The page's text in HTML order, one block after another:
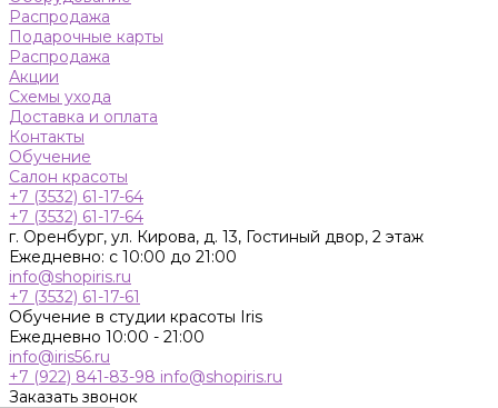
Распродажа
Подарочные карты
Распродажа
Акции
Схемы ухода
Доставка и оплата
Контакты
Обучение
Салон красоты
+7 (3532) 61-17-64
+7 (3532) 61-17-64
г. Оренбург, ул. Кирова, д. 13, Гостиный двор, 2 этаж
Ежедневно: с 10:00 до 21:00
info@shopiris.ru
+7 (3532) 61-17-61
Обучение в студии красоты Iris
Ежедневно 10:00 - 21:00
info@iris56.ru
+7 (922) 841-83-98 info@shopiris.ru
Заказать звонок